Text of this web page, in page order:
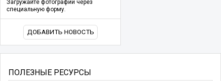
Загружайте фотографии через
специальную форму.
ДОБАВИТЬ НОВОСТЬ
ПОЛЕЗНЫЕ РЕСУРСЫ